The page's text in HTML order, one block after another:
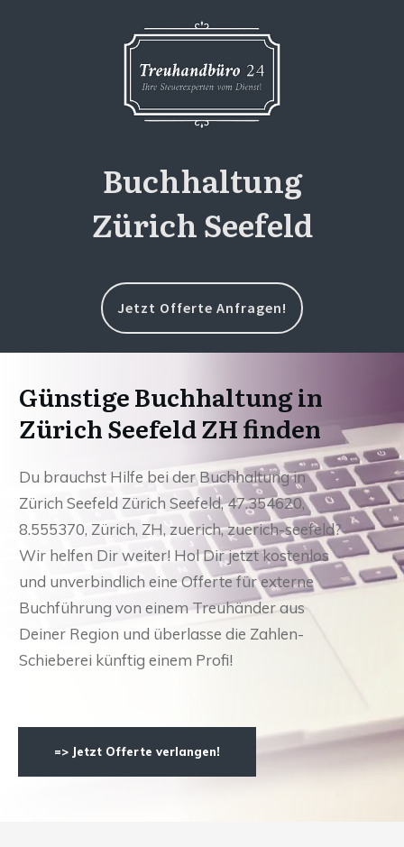
Buchhaltung
Zürich Seefeld
Jetzt Offerte Anfragen!
Günstige Buchhaltung in
Zürich Seefeld ZH finden
Du brauchst Hilfe bei der Buchhaltung in
Zürich Seefeld Zürich Seefeld, 47.354620,
8.555370, Zürich, ZH, zuerich, zuerich-seefeld?
Wir helfen Dir weiter! Hol Dir jetzt kostenlos
und unverbindlich eine Offerte für externe
Buchführung von einem Treuhänder aus
Deiner Region und überlasse die Zahlen-
Schieberei künftig einem Profi!
=> Jetzt Offerte verlangen!